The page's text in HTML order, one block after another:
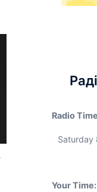
Radio
Saturday
Your Time: